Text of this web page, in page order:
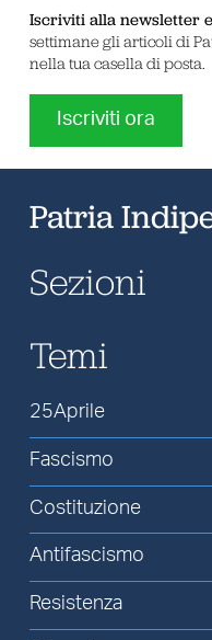
Iscriviti alla newsletter
settimane gli articoli di
nella tua casella di posta.
Iscriviti ora
Patria
Sezioni
Temi
25Aprile
Fascismo
Costituzione
Antifascismo
Resistenza